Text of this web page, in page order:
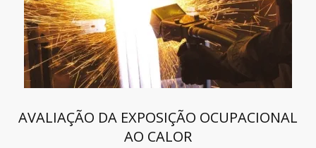
AVALIAÇÃO DA EXPOSIÇÃO OCUPACIONAL
AO CALOR